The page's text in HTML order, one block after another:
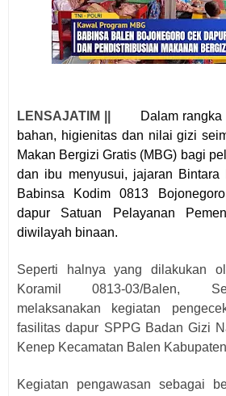
LENSAJATIM ||
Dalam
bahan, higienitas dan nilai gizi
Makan Bergizi Gratis (MBG) bagi
dan ibu menyusui, jajaran Bintara
Babinsa Kodim 0813
dapur Satuan Pelayanan
diwilayah binaan.
Seperti halnya yang dilakukan
Koramil 0813-03/Balen,
melaksanakan kegiatan
fasilitas dapur SPPG Badan Gizi
Kenep Kecamatan Balen
Kegiatan pengawasan sebagai